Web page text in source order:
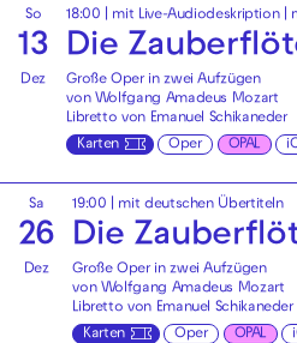
So
13
Dez
18:00 | mit Live-Audiodeskription|
Die
Große Oper in zwei Aufzügen
von Wolfgang Amadeus Mozart
Libretto von Emanuel Schikaneder
Karten
Oper OPAL
Sa
26
Dez
19:00 mit deutschen Übertiteln
Die
Große Oper in zwei Aufzügen
von Wolfgang Amadeus Mozart
Libretto von Emanuel Schikaneder
Karten
Oper OPAL